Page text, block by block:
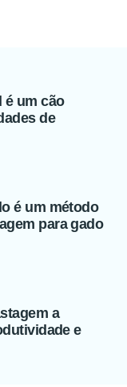
é um cão
de
é um método
para gado
a
e